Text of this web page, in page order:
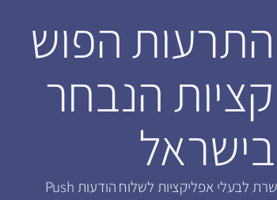
התרעות הפוש
הנבחר
מערכת inforu מאפשרת לבעלי אפליקציות לשלוח הודעות Push